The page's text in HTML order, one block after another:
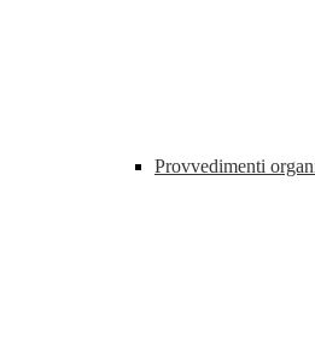
Provvedimenti